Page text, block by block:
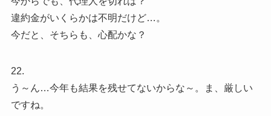
違約金がいくらかは不明だけど…。
今だと、そちらも、心配かな？
22.
う～ん…今年も結果を残せてないからな～。ま、厳しい
ですね。